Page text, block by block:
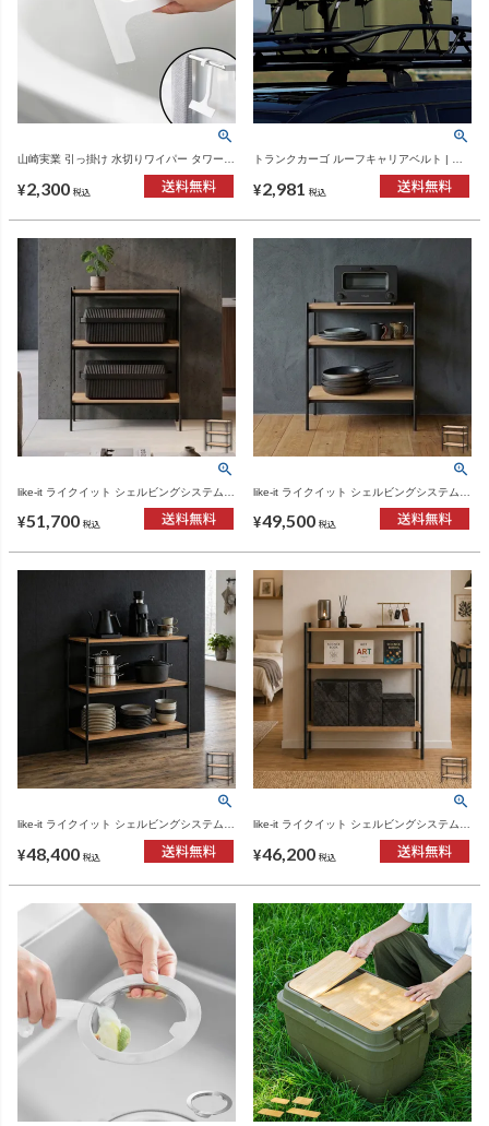
山崎実業 引っ掛け 水切りワイパー タワー S
tower | バスグッズ・タワーシリーズ
¥2,300 税込
トランクカーゴ ルーフキャリアベルト | イ
¥2,981 税込
like-it ライクイット シェルビングシステム
¥51,700 税込
like-it ライクイット シェルビングシステム
¥49,500 税込
like-it ライクイット シェルビングシステム
350LL | インテリア雑貨・家具
¥48,400 税込
like-it ライクイット シェルビングシステム
350SL | インテリア雑貨・家具
¥46,200 税込